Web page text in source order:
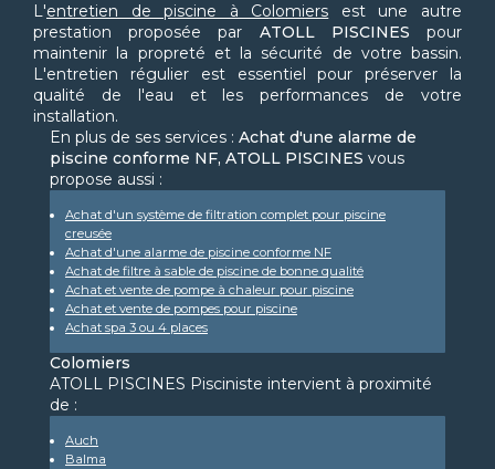
L'entretien de piscine à Colomiers est une autre
prestation proposée par ATOLL PISCINES pour
maintenir la propreté et la sécurité de votre bassin.
L'entretien régulier est essentiel pour préserver la
qualité de l'eau et les performances de votre
installation.
En plus de ses services : Achat d'une alarme de
piscine conforme NF, ATOLL PISCINES vous
propose aussi :
Achat d'un système de filtration complet pour piscine
creusée
Achat d'une alarme de piscine conforme NF
Achat de filtre à sable de piscine de bonne qualité
Achat et vente de pompe à chaleur pour piscine
Achat et vente de pompes pour piscine
Achat spa 3 ou 4 places
Colomiers
ATOLL PISCINES Pisciniste intervient à proximité
de :
Auch
Balma